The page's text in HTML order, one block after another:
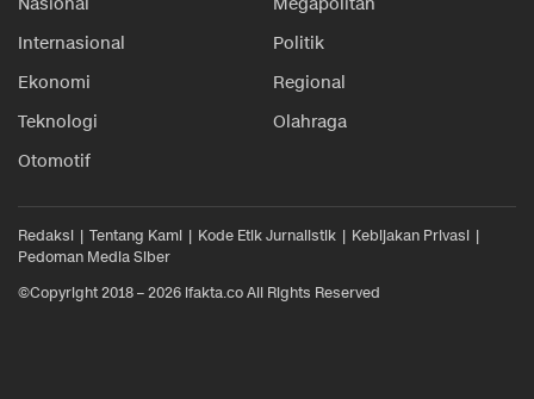
Internasional
Politik
Ekonomi
Regional
Teknologi
Olahraga
Otomotif
Redaksi Tentang Kami Kode Etik Jurnalistik
Kebijakan Privasi
Pedoman Media Siber
©Copyright 2018 – 2026 ifakta.co All Rights Reserved